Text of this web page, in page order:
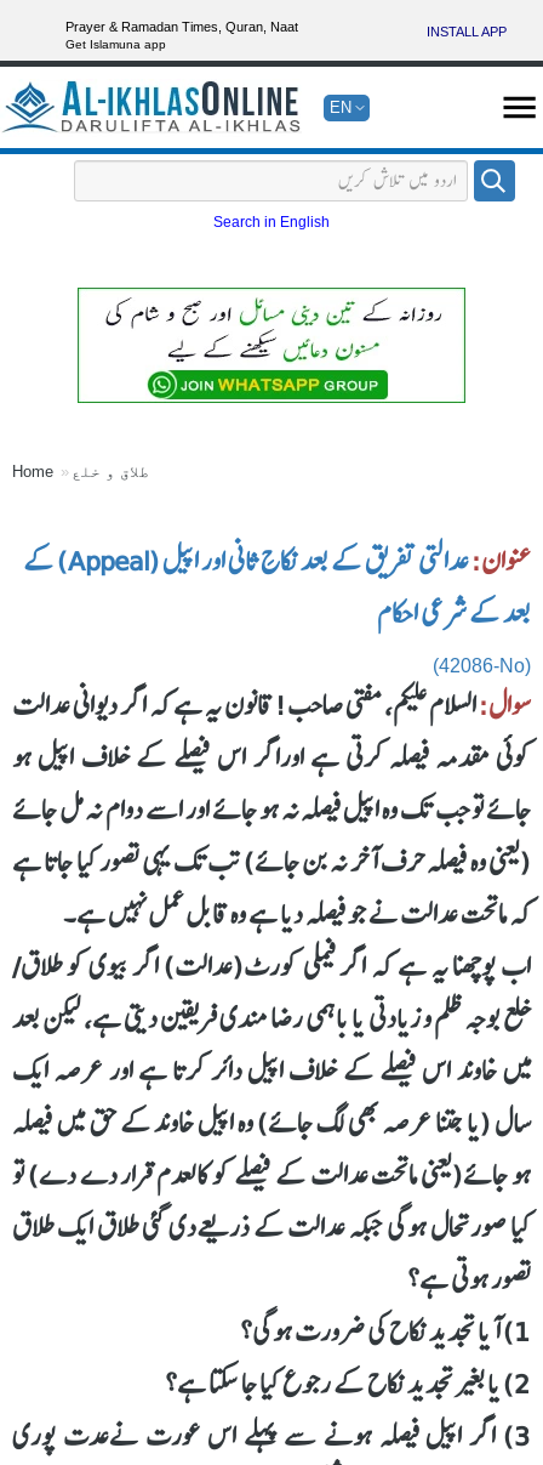
Prayer & Ramadan Times, Quran, Naat
Get Islamuna app
INSTALL APP
EN
Search in English
Home طلاق و خلع
عنوان:
عدالتی تفریق کے بعد نکاحِ ثانی اور اپیل (Appeal) کے
بعد کے شرعی احکام
(42086-No)
سوال:السلام علیکم، مفتی صاحب! قانون یہ ہے کہ اگر دیوانی عدالت
کوئی مقدمہ فیصلہ کرتی ہے اوراگر اس فیصلے کے خلاف اپیل ہو
جائے تو جب تک وہ اپیل فیصلہ نہ ہو جائے اور اسے دوام نہ مل جائے
(یعنی وہ فیصلہ حرف آخر نہ بن جائے) تب تک یہی تصور کیا جاتا ہے
کہ ماتحت عدالت نے جو فیصلہ دیا ہے وہ قابل عمل نہیں ہے۔
اب پوچھنا یہ ہے کہ اگر فیملی کورٹ(عدالت) اگر بیوی کو طلاق/
خلع بوجہ ظلم و زیادتی یا باہمی رضا مندی فریقین دیتی ہے، لیکن بعد
میں خاوند اس فیصلے کے خلاف اپیل دائر کرتا ہے اور عرصہ ایک
سال (یا جتنا عرصہ بھی لگ جائے) وہ اپیل خاوند کے حق میں فیصلہ
ہو جائے(یعنی ماتحت عدالت کے فیصلے کو کالعدم قرار دے دے) تو
کیا صورتحال ہوگی جبکہ عدالت کے ذریعےدی گئی طلاق ایک طلاق
تصور ہوتی ہے؟
1) آیا تجدید نکاح کی ضرورت ہوگی؟
2) یا بغیر تجدید نکاح کے رجوع کیا جا سکتا ہے؟
3) اگر اپیل فیصلہ ہونے سے پہلے اس عورت نےعدت پوری